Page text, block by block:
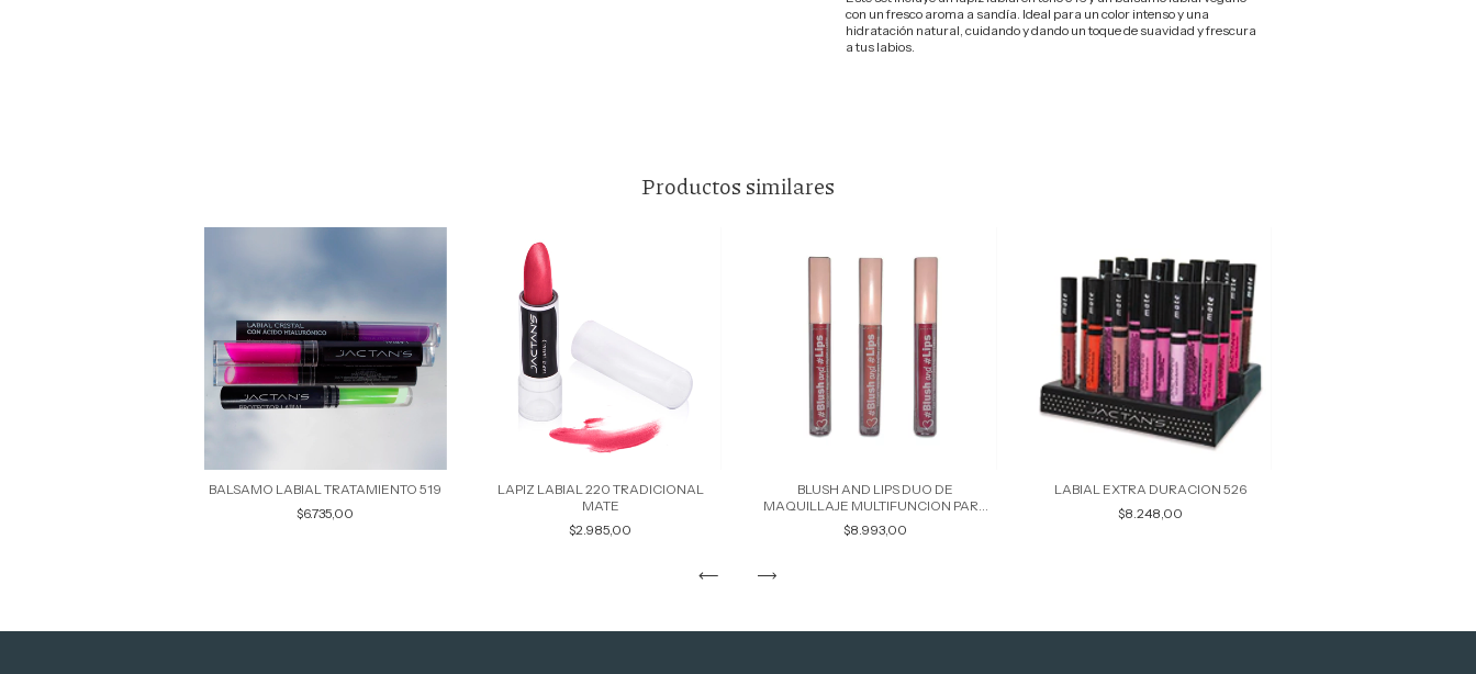
con un fresco aroma a sandía. Ideal para un color intenso y una
hidratación natural, cuidando y dando un toque de suavidad y frescura
a tus labios.
Productos similares
BALSAMO LABIAL TRATAMIENTO 519
$6.735,00
LAPIZ LABIAL 220 TRADICIONAL
MATE
$2.985,00
BLUSH AND LIPS DUO DE
MAQUILLAJE MULTIFUNCION PARA
MEJILLAS Y LABIOS 501
$8.993,00
LABIAL EXTRA DURACION 526
$8.248,00